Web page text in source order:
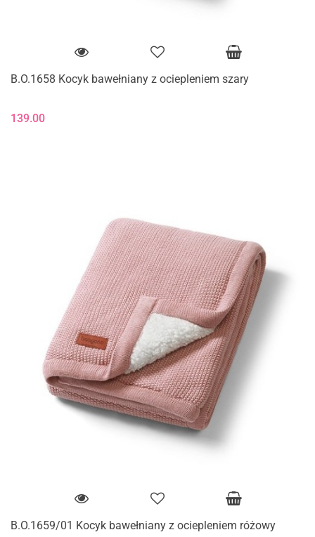
B.O.1658 Kocyk bawełniany z ociepleniem szary
139.00
B.O.1659/01 Kocyk bawełniany z ociepleniem różowy